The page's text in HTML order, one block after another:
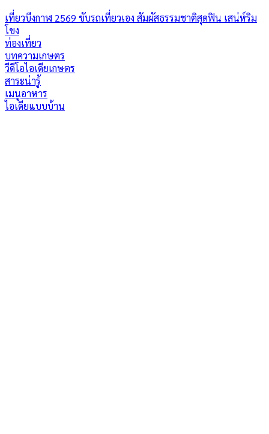
เที่ยวบึงกาฬ 2569 ขับรถเที่ยวเอง สัมผัสธรรมชาติสุดฟิน เสน่ห์ริม
โขง
ท่องเที่ยว
บทความเกษตร
วีดีโอไอเดียเกษตร
สาระน่ารู้
เมนูอาหาร
ไอเดียแบบบ้าน